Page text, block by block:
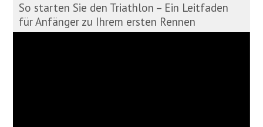
So starten Sie den Triathlon – Ein Leitfaden
für Anfänger zu Ihrem ersten Rennen